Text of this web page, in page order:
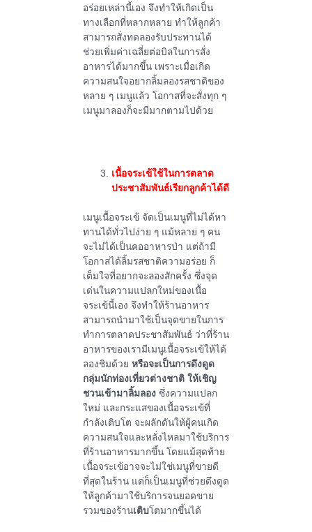
อร่อยเหล่านี้เอง จึงทำให้เกิดเป็น
ทางเลือกที่หลากหลาย ทำให้ลูกค้า
สามารถสั่งทดลองรับประทานได้
ช่วยเพิ่มค่าเฉลี่ยต่อบิลในการสั่ง
อาหารได้มากขึ้น เพราะเมื่อเกิด
ความสนใจอยากลิ้มลองรสชาติของ
หลาย ๆ เมนูแล้ว โอกาสที่จะสั่งทุก ๆ
เมนูมาลองก็จะมีมากตามไปด้วย
เนื้อจระเข้ใช้ในการตลาด
ประชาสัมพันธ์เรียกลูกค้าได้ดี
เมนูเนื้อจระเข้ จัดเป็นเมนูที่ไม่ได้หา
ทานได้ทั่วไปง่าย ๆ แม้หลาย ๆ คน
จะไม่ได้เป็นคออาหารป่า แต่ถ้ามี
โอกาสได้ลิ้มรสชาติความอร่อย ก็
เต็มใจที่อยากจะลองสักครั้ง ซึ่งจุด
เด่นในความแปลกใหม่ของเนื้อ
จระเข้นี้เอง จึงทำให้ร้านอาหาร
สามารถนำมาใช้เป็นจุดขายในการ
ทำการตลาดประชาสัมพันธ์ ว่าที่ร้าน
อาหารของเรามีเมนูเนื้อจระเข้ให้ได้
ลองชิมด้วย หรือจะเป็นการดึงดูด
กลุ่มนักท่องเที่ยวต่างชาติ ให้เชิญ
ชวนเข้ามาลิ้มลองซึ่งความแปลก
ใหม่ และกระแสของเนื้อจระเข้ที่
กำลังเติบโต จะผลักดันให้ผู้คนเกิด
ความสนใจและหลั่งไหลมาใช้บริการ
ที่ร้านอาหารมากขึ้น โดยแม้สุดท้าย
เนื้อจระเข้อาจจะไม่ใช่เมนูที่ขายดี
ที่สุดในร้าน แต่ก็เป็นเมนูที่ช่วยดึงดูด
ให้ลูกค้ามาใช้บริการจนยอดขาย
รวมของร้านเติบโตมากขึ้นได้